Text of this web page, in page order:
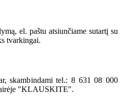
el. paštu atsiunčiame sutartį su
tvarkingai.
skambindami tel.: 8 631 08 000
"KLAUSKITE".